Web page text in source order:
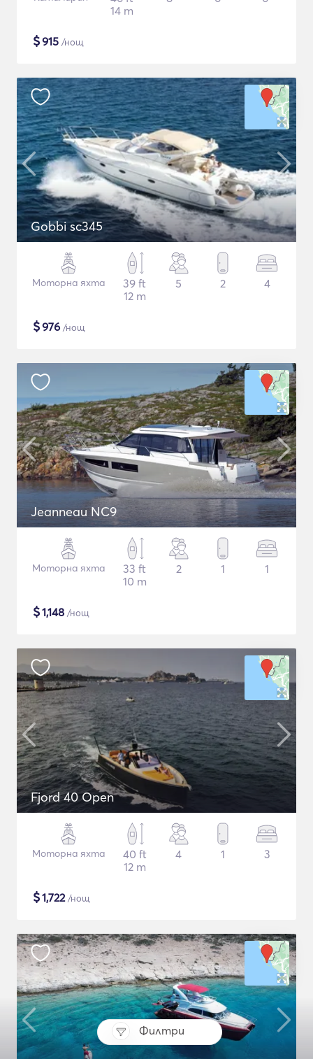
Филтри
14 m
$915 /нощ
Gobbi sc345
Моторна яхта
39 ft
12 m
5 2 4
$976 /нощ
Jeanneau NC9
Моторна яхта
33 ft
10 m
2 1 1
$1,148 /нощ
Fjord 40 Open
Моторна яхта
40 ft
12 m
4 1 3
$1,722/нощ